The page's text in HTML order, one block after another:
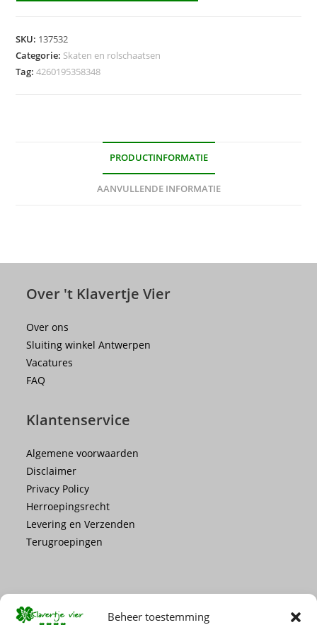
Beheer toestemming
aantal
SKU: 137532
Categorie: Skaten en rolschaatsen
Tag:4260195358348
PRODUCTINFORMATIE
AANVULLENDE INFORMATIE
Over 't Klavertje Vier
Over ons
Sluiting winkel Antwerpen
Vacatures
FAQ
Klantenservice
Algemene voorwaarden
Disclaimer
Privacy Policy
Herroepingsrecht
Levering en Verzenden
Terugroepingen